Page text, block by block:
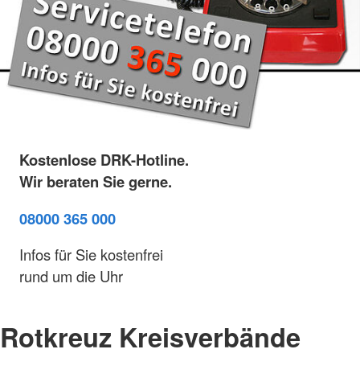
Kostenlose DRK-Hotline.
Wir beraten Sie gerne.
08000 365 000
Infos für Sie kostenfrei
rund um die Uhr
Rotkreuz Kreisverbände